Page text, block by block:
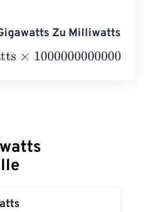
Zu Milliwatts
=